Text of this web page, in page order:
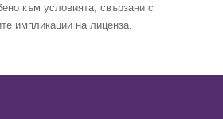
към условията, свързани с
импликации на лиценза.